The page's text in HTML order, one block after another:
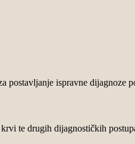
postavljanje ispravne dijagnoze
te drugih dijagnostičkih